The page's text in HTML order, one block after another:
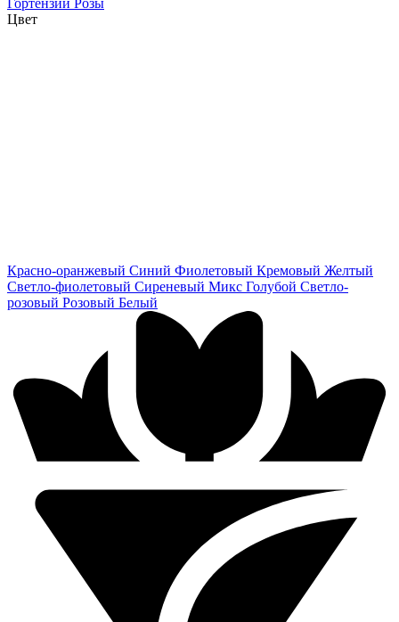
Гортензии Розы
Цвет
Красно-оранжевый Синий Фиолетовый Кремовый Желтый
Светло-фиолетовый Сиреневый Микс Голубой Светло-
розовый Розовый Белый